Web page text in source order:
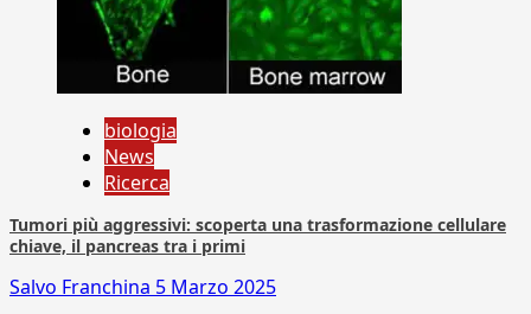
biologia
News
Ricerca
Tumori più aggressivi: scoperta una trasformazione cellulare
chiave, il pancreas tra i primi
Salvo Franchina 5 Marzo 2025